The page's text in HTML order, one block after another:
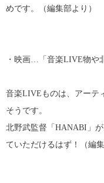
めです。（編集部より）
・映画…「音楽LIVE物や
音楽LIVEものは、アーテ
そうです。
北野武監督「HANABI」
ていただけるはず！（編集